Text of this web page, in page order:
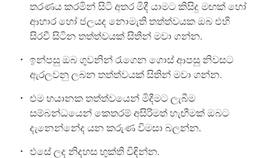
තරණය කරමින් සිටි අතර මිදී යාමට කිසිදු මඟක් හෝ
ආහාර හෝ ජලයද නොමැති තත්ත්වයක ඔබ එහි
සිරවී සිටින තත්ත්වයක් සිතින් මවා ගන්න.
ඉන්පසු ඔබ ගුවනින් රැගෙන ගොස් ආපසු නිවසට
ඇරලවනු ලබන තත්ත්වයක් සිතින් මවා ගන්න.
එම භයානක තත්ත්වයෙන් මිදීමට ලැබීම
සම්බන්ධයෙන් කෙතරම් අසිරිමත් හැඟීමක් ඔබට
දැනෙන්නේද යන කරුණ විමසා බලන්න.
එසේ ලද නිදහස භුක්ති විඳින්න.